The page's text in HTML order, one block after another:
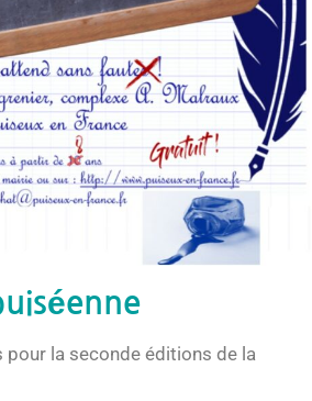
pour la seconde éditions de la